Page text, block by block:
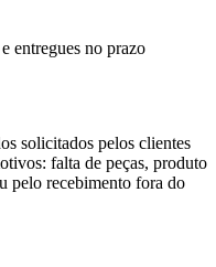
entregues no prazo
solicitados pelos clientes
falta de peças, produto
pelo recebimento fora do